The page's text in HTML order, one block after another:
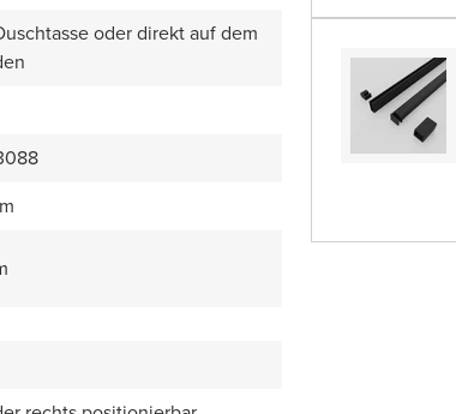
oder direkt auf dem